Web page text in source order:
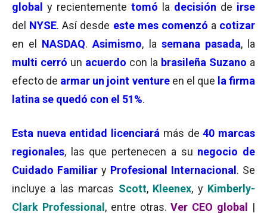
global
y recientemente tomó la decisión de irse
del NYSE. Así desde este mes comenzó a cotizar
en el NASDAQ.Asimismo, la semana pasada, la
multi cerró un acuerdo con la brasileña Suzano a
efecto de armar un joint ventureen el que la firma
latina se quedó con el 51%.
Esta nueva entidad licenciará más de40 marcas
regionales, las que pertenecen a su negocio de
Cuidado Familiar y Profesional Internacional . Se
incluye a las marcas Scott, Kleenex, y Kimberly-
Clark Professional , entre otras.Ver CEO global
|